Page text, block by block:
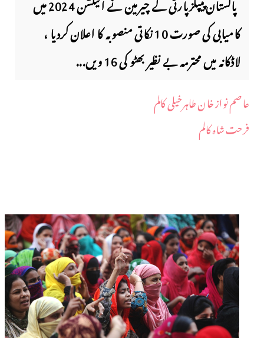
کامیابی کی صورت 10 نکاتی منصوبہ کا اعلان کردیا ،
لاڈکانہ میں محترمہ بے نظیر بھٹو کی 16 ویں...
عاصم نواز خان طاہرخیلی کالم
فرحت شاہ کالم